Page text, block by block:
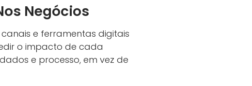
Negócios
e ferramentas digitais
o impacto de cada
e processo, em vez de